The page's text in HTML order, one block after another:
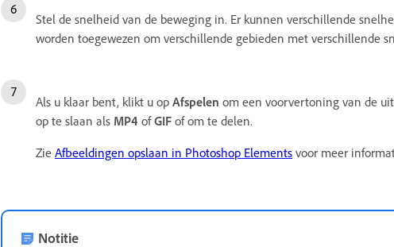
Stel de snelheid van de beweging in. Er kunnen verschillende
worden toegewezen om verschillende gebieden met verschillende
Als u klaar bent, klikt u op Afspelen om een voorvertoning van de
op te slaan als MP4 ofGIF of om te delen.
Zie Afbeeldingen opslaan in Photoshop Elements voor meer
Notitie